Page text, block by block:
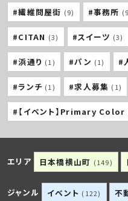
#繊維問屋街 (9) #事務所
#CITAN (3) #スイーツ (3)
#浜通り (1) #パン (1) #
#ランチ (1) #求人募集 (1)
#【イベント】Primary
エリア 日本橋横山町 (149)
ジャンル イベント (122) 不